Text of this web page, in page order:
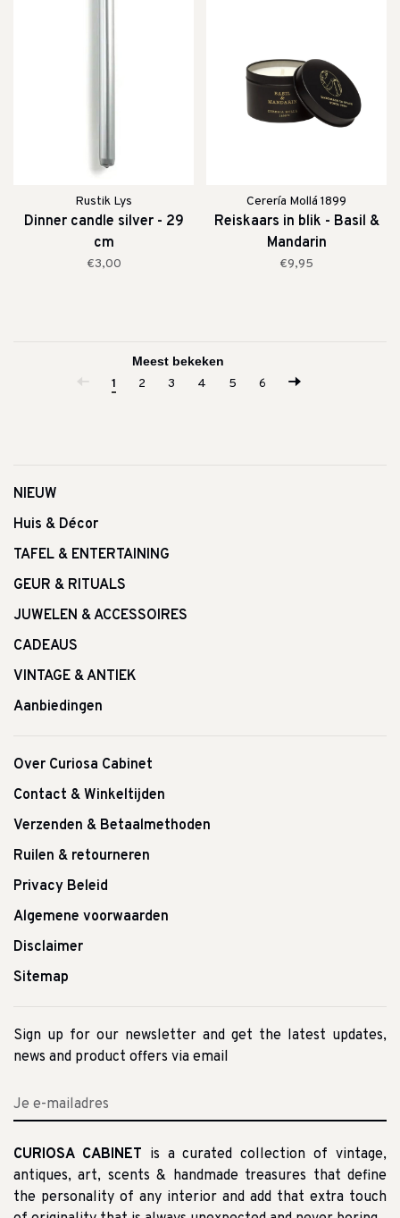
Rustik Lys
Dinner candle silver - 29
cm
€3,00
Cerería Mollá 1899
Reiskaars in blik - Basil &
Mandarin
€9,95
1 2 3 4 5 6
NIEUW
Huis & Décor
TAFEL & ENTERTAINING
GEUR & RITUALS
JUWELEN & ACCESSOIRES
CADEAUS
VINTAGE & ANTIEK
Aanbiedingen
Over Curiosa Cabinet
Contact & Winkeltijden
Verzenden & Betaalmethoden
Ruilen & retourneren
Privacy Beleid
Algemene voorwaarden
Disclaimer
Sitemap
Sign up for our newsletter and get the latest updates,
news and product offers via email
CURIOSA CABINET is a curated collection of vintage,
antiques, art, scents & handmade treasures that define
the personality of any interior and add that extra touch